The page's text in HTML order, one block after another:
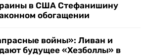
в США Стефанишину
обогащении
войны»: Ливан и
будущее «Хезболлы» в